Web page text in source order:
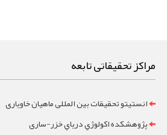
مراکز تحقیقاتی تابعه
انستیتو تحقیقات بین المللی ماهیان خاویاری
پژوهشکده اکولوژي درياي خزر-ساری